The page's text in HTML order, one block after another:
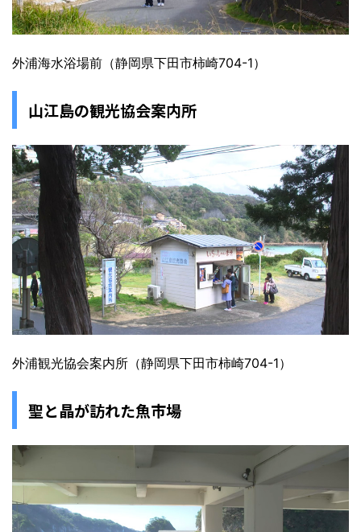
外浦海水浴場前（静岡県下田市柿崎704-1）
山江島の観光協会案内所
外浦観光協会案内所（静岡県下田市柿崎704-1）
聖と晶が訪れた魚市場